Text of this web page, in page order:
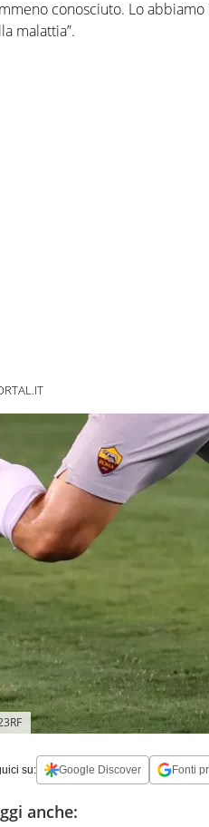
conosciuto. Lo
malattia”.
su: Google Discover Fonti
anche: